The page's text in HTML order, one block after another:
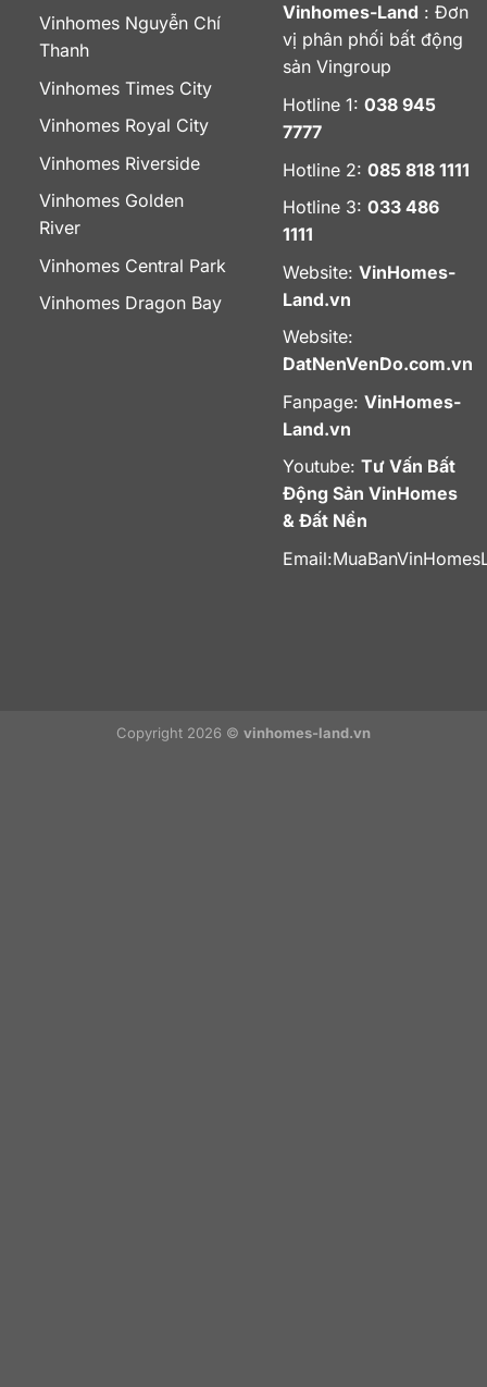
Vinhomes Nguyễn Chí
Thanh
Vinhomes Times City
Vinhomes Royal City
Vinhomes Riverside
Vinhomes Golden
River
Vinhomes Central Park
Vinhomes Dragon Bay
Vinhomes-Land : Đơn
vị phân phối bất động
sản Vingroup
Hotline 1: 038 945
7777
Hotline 2: 085 818 1111
Hotline 3: 033 486
1111
Website: VinHomes-
Land.vn
Website:
DatNenVenDo.com.vn
Fanpage: VinHomes-
Land.vn
Youtube: Tư Vấn Bất
Động Sản VinHomes
& Đất Nền
Email:
Copyright 2026 © vinhomes-land.vn